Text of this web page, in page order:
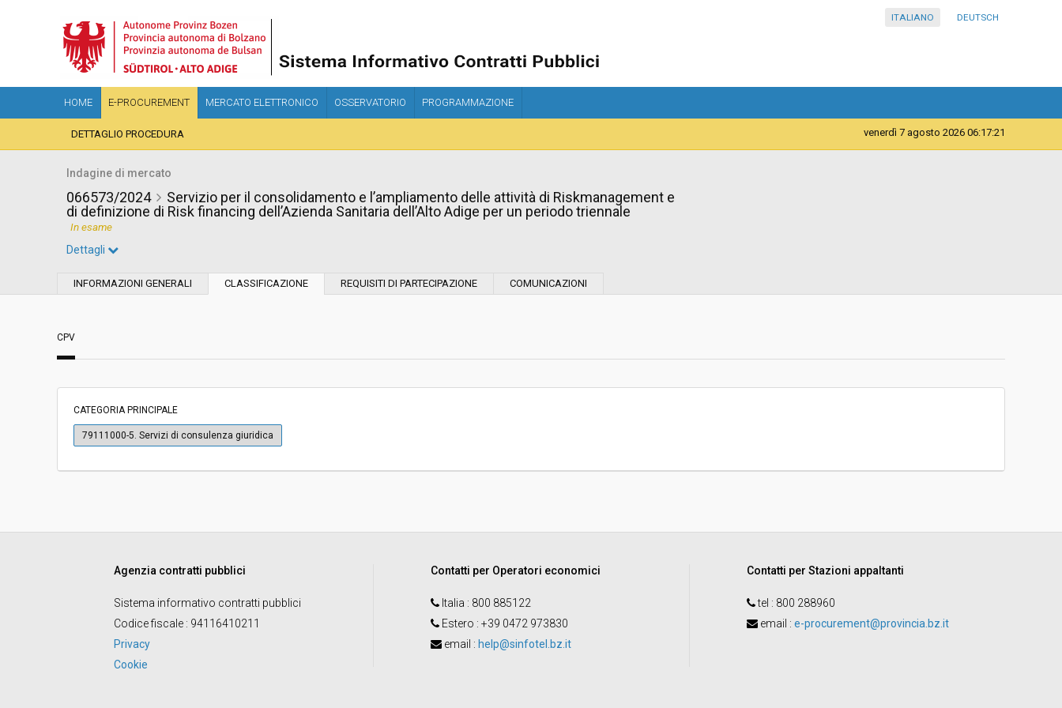
ITALIANO DEUTSCH
HOME E-PROCUREMENT MERCATO ELETTRONICO OSSERVATORIO PROGRAMMAZIONE
DETTAGLIO PROCEDURA venerdì 7 agosto 2026 06:17:21
Indagine di mercato
066573/2024
Servizio per il consolidamento e l’ampliamento delle attività di Riskmanagement e
di definizione di Risk financing dell’Azienda Sanitaria dell’Alto Adige per un periodo triennale
In esame
invito":
Importo a base di gara soggetto a
€ 118.800,00 Pubblicata da: -
Costi di sicurezza non soggetti a
ribasso:
-
Dettagli
INFORMAZIONI GENERALI CLASSIFICAZIONE REQUISITI DI PARTECIPAZIONE COMUNICAZIONI
CPV
CATEGORIA PRINCIPALE
79111000-5. Servizi di consulenza giuridica
Agenzia contratti pubblici
Sistema informativo contratti pubblici
Codice fiscale : 94116410211
Privacy
Cookie
Contatti per Operatori economici
Italia : 800 885122
Estero : +39 0472 973830
email : help@sinfotel.bz.it
Contatti per Stazioni appaltanti
tel : 800 288960
email : e-procurement@provincia.bz.it